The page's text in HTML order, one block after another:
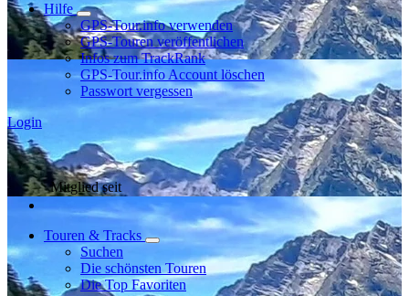
Hilfe
GPS-Tour.info verwenden
GPS-Touren veröffentlichen
Infos zum TrackRank
GPS-Tour.info Account löschen
Passwort vergessen
Login
Mitglied seit
Touren & Tracks
Suchen
Die schönsten Touren
Die Top Favoriten